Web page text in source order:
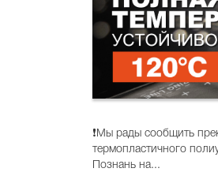
❗️Мы рады сообщить
термопластичного
Познань на...